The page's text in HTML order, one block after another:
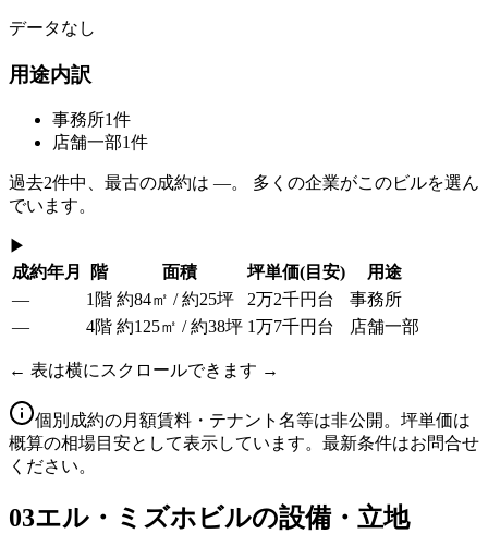
データなし
用途内訳
事務所1件
店舗一部1件
過去2件中、最古の成約は —。 多くの企業がこのビルを選ん
でいます。
▶
成約年月
階 面積 坪単価(目安)
用途
—
1階 約84㎡ / 約25坪 2万2千円台
事務所
—
4階 約125㎡ / 約38坪 1万7千円台 店舗一部
← 表は横にスクロールできます →
個別成約の月額賃料・テナント名等は非公開。坪単価は
概算の相場目安として表示しています。最新条件はお問合せ
ください。
03エル・ミズホビルの設備・立地